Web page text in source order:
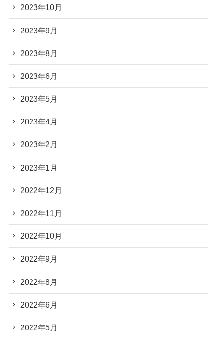
2023年10月
2023年9月
2023年8月
2023年6月
2023年5月
2023年4月
2023年2月
2023年1月
2022年12月
2022年11月
2022年10月
2022年9月
2022年8月
2022年6月
2022年5月